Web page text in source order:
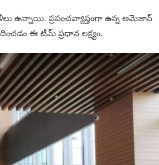
ఉన్నాయి. ప్రపంచవ్యాప్తంగా ఉన్న అమెజాన్
ఈ టీమ్ ప్రధాన లక్ష్యం.